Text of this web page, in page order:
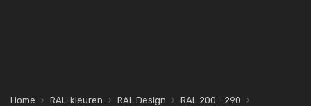
Home RAL-kleuren RAL Design
RAL 200 - 290